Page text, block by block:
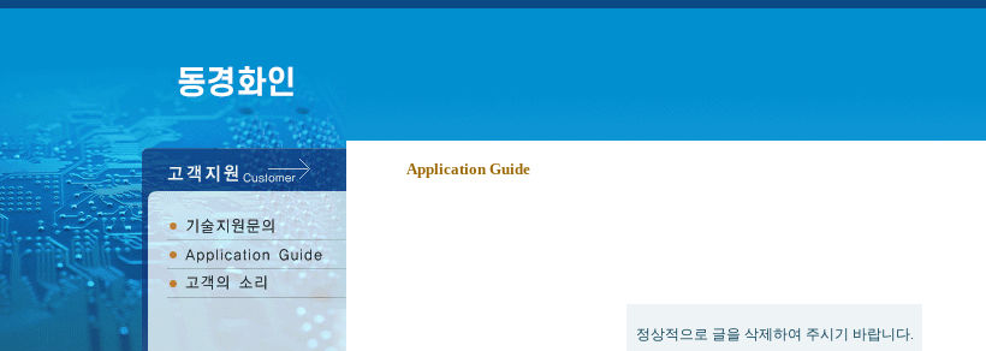
Application Guide
정상적으로 글을 삭제하여 주시기 바랍니다.